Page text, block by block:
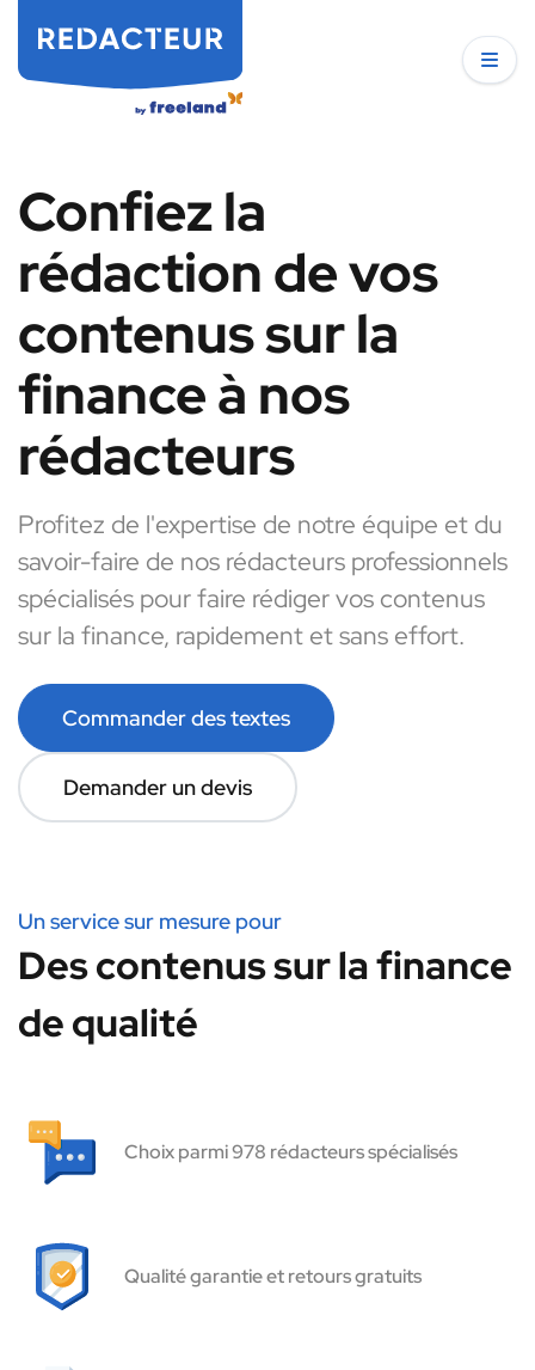
Confiez la
rédaction de vos
contenus sur la
finance à nos
rédacteurs
Profitez de l'expertise de notre équipe et du
savoir-faire de nos rédacteurs professionnels
spécialisés pour faire rédiger vos contenus
sur la finance, rapidement et sans effort.
Commander des textes
Demander un devis
Un service sur mesure pour
Des contenus sur la finance
de qualité
Choix parmi 978 rédacteurs spécialisés
Qualité garantie et retours gratuits